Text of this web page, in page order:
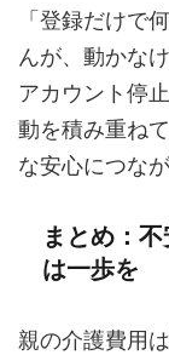
「登録だけで
んが、動かな
アカウント停
動を積み重ね
な安心につなが
まとめ：
は一歩を
親の介護費用